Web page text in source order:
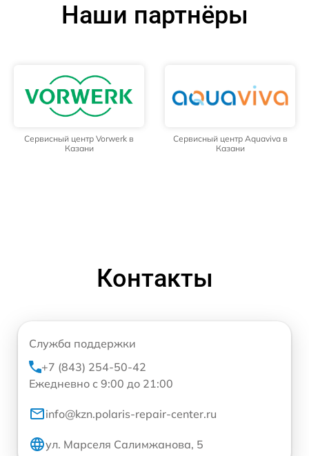
Наши партнёры
Сервисный центр Vorwerk в
Казани
Сервисный центр Aquaviva в
Казани
Контакты
Служба поддержки
+7 (843) 254-50-42
Ежедневно с 9:00 до 21:00
info@kzn.polaris-repair-center.ru
ул. Марселя Салимжанова, 5